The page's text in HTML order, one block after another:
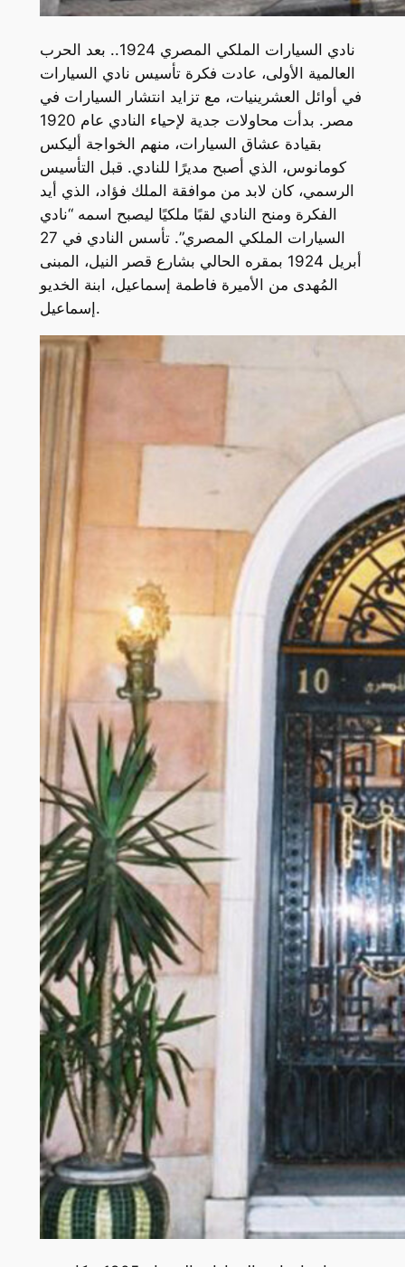
نادي السيارات الملكي المصري 1924.. بعد الحرب
العالمية الأولى، عادت فكرة تأسيس نادي السيارات
في أوائل العشرينيات، مع تزايد انتشار السيارات في
مصر. بدأت محاولات جدية لإحياء النادي عام 1920
بقيادة عشاق السيارات، منهم الخواجة أليكس
كومانوس، الذي أصبح مديرًا للنادي. قبل التأسيس
الرسمي، كان لابد من موافقة الملك فؤاد، الذي أيد
الفكرة ومنح النادي لقبًا ملكيًا ليصبح اسمه “نادي
السيارات الملكي المصري”. تأسس النادي في 27
أبريل 1924 بمقره الحالي بشارع قصر النيل، المبنى
المُهدى من الأميرة فاطمة إسماعيل، ابنة الخديو
إسماعيل.